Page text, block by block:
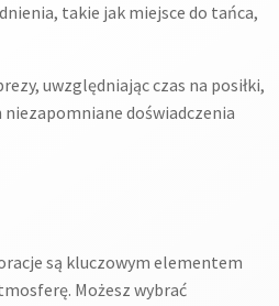
takie jak miejsce do tańca,
uwzględniając czas na posiłki,
doświadczenia
są kluczowym elementem
Możesz wybrać